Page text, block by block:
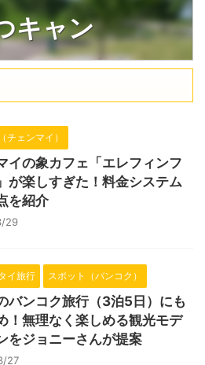
キャン
チェンマイ）
イの象カフェ「エレフィンフ
が楽しすぎた！料金システム
を紹介
29
イ旅行 スポット（バンコク）
バンコク旅行（3泊5日）にも
！無理なく楽しめる観光モデ
をジョニーさんが提案
27